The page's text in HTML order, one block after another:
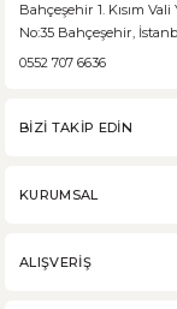
Bahçeşehir 1. Kısım Vali
No:35 Bahçeşehir,
0552 707 6636
BİZİ TAKİP EDİN
KURUMSAL
ALIŞVERİŞ